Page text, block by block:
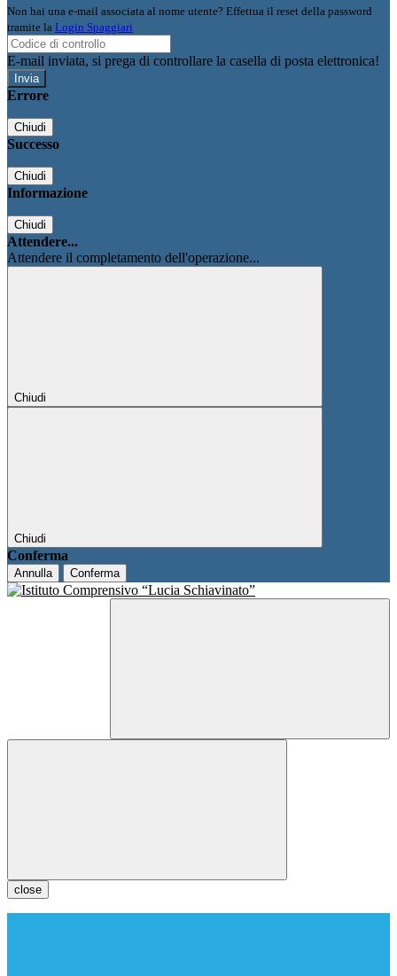
Non hai una e-mail associata al nome utente? Effettua il reset della password
tramite la Login Spaggiari
E-mail inviata, si prega di controllare la casella di posta elettronica!
Errore
Chiudi
Successo
Chiudi
Informazione
Chiudi
Attendere...
Attendere il completamento dell'operazione...
Chiudi
Chiudi
Conferma
Annulla Conferma
close